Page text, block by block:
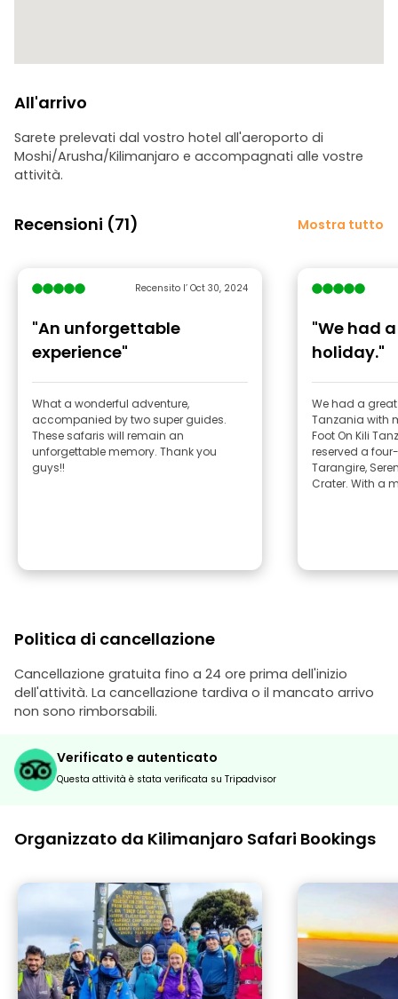
All'arrivo
Sarete prelevati dal vostro hotel all'aeroporto di
Moshi/Arusha/Kilimanjaro e accompagnati alle vostre
attività.
Recensioni (71) Mostra tutto
Recensito l’ Oct 30, 2024
"An unforgettable
experience"
What a wonderful adventure,
accompanied by two super guides.
These safaris will remain an
unforgettable memory. Thank you
guys!!
"We had
holiday."
We had a
Tanzania with
Foot On Kili
reserved a
Tarangire,
Crater. With a
Politica di cancellazione
Cancellazione gratuita fino a 24 ore prima dell'inizio
dell'attività. La cancellazione tardiva o il mancato arrivo
non sono rimborsabili.
Verificato e autenticato
Questa attività è stata verificata su Tripadvisor
Organizzato da Kilimanjaro Safari Bookings